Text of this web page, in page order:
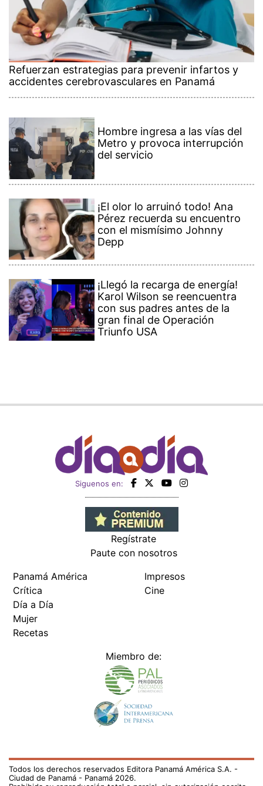
Refuerzan estrategias para prevenir infartos y
accidentes cerebrovasculares en Panamá
Hombre ingresa a las vías del
Metro y provoca interrupción
del servicio
¡El olor lo arruinó todo! Ana
Pérez recuerda su encuentro
con el mismísimo Johnny
Depp
¡Llegó la recarga de energía!
Karol Wilson se reencuentra
con sus padres antes de la
gran final de Operación
Triunfo USA
Siguenos en:
Regístrate
Paute con nosotros
Panamá América
Crítica
Día a Día
Mujer
Recetas
Impresos
Cine
Miembro de:
Todos los derechos reservados Editora Panamá América S.A. -
Ciudad de Panamá - Panamá 2026.